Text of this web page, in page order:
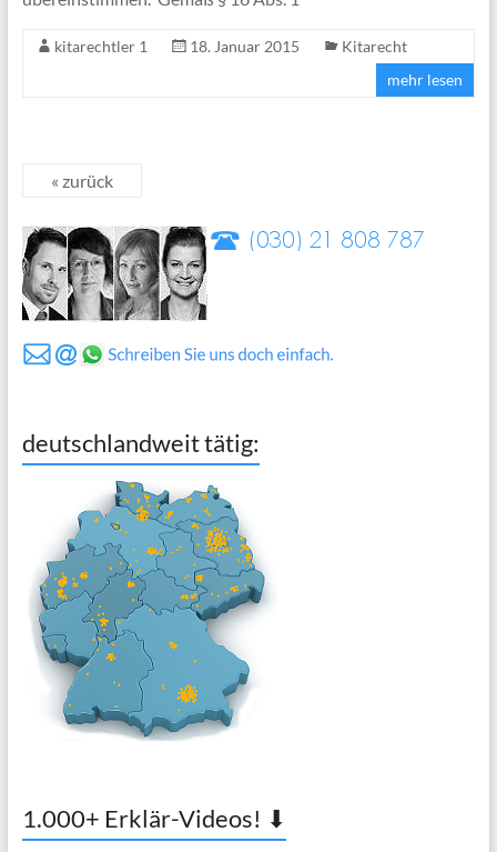
kitarechtler 1 18. Januar 2015
Kitarecht
mehr lesen
« zurück
deutschlandweit tätig:
1.000+ Erklär-Videos! ⬇